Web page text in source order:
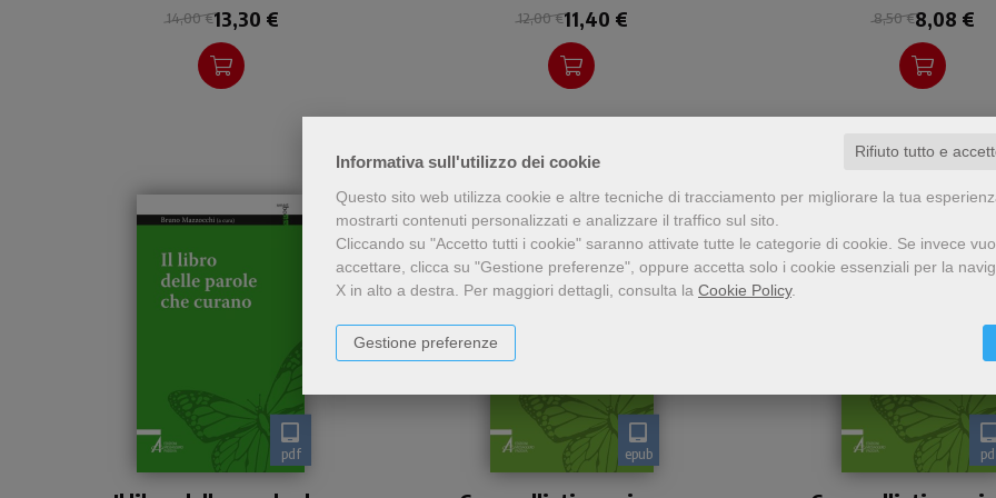
Informativa sull'utilizzo dei cookie
Rifiuto tutto e
Questo sito web utilizza cookie e altre tecniche di tracciamento per migliorare la tua
mostrarti contenuti personalizzati e analizzare il traffico sul sito.
Cliccando su "Accetto tutti i cookie" saranno attivate tutte le categorie di cookie. Se invece
accettare, clicca su "Gestione preferenze", oppure accetta solo i cookie essenziali per la
X in alto a destra. Per maggiori dettagli, consulta la Cookie Policy.
Gestione preferenze
14,00 €13,30 € 12,00 €11,40 €
che nascono
sul campo.
8,50 €8,08 €
pdf epub